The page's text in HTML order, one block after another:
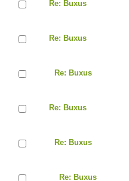
Re: Buxus
Re: Buxus
Re: Buxus
Re: Buxus
Re: Buxus
Re: Buxus